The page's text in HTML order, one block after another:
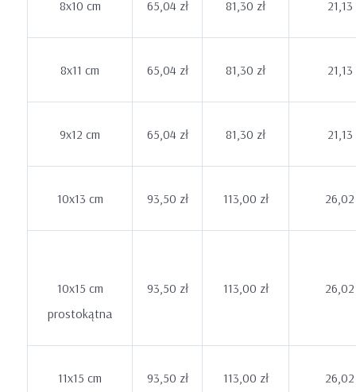
8x10 cm 65,04 zł 81,30 zł 21,13
8x11 cm 65,04 zł 81,30 zł 21,13
9x12 cm 65,04 zł 81,30 zł 21,13
10x13 cm 93,50 zł 113,00 zł 26,02
10x15 cm
prostokątna
93,50 zł 113,00 zł 26,02
11x15 cm 93,50 zł 113,00 zł 26,02